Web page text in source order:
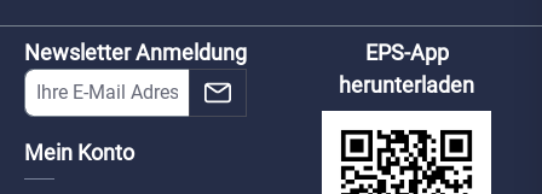
Newsletter Anmeldung
Mein Konto
EPS-App
herunterladen